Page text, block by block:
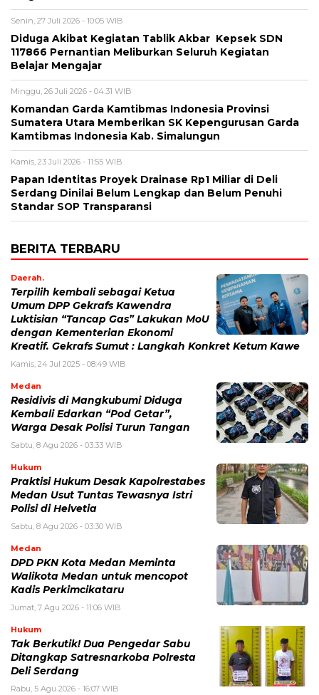
Senin, 27 Juli 2026 - 10:05 WIB
Diduga Akibat Kegiatan Tablik Akbar Kepsek SDN
117866 Pernantian Meliburkan Seluruh Kegiatan
Belajar Mengajar
Minggu, 26 Juli 2026 - 04:31 WIB
Komandan Garda Kamtibmas Indonesia Provinsi
Sumatera Utara Memberikan SK Kepengurusan Garda
Kamtibmas Indonesia Kab. Simalungun
Kamis, 23 Juli 2026 - 11:55 WIB
Papan Identitas Proyek Drainase Rp1 Miliar di Deli
Serdang Dinilai Belum Lengkap dan Belum Penuhi
Standar SOP Transparansi
BERITA TERBARU
Daerah.
Terpilih kembali sebagai Ketua
Umum DPP Gekrafs Kawendra
Luktisian “Tancap Gas” Lakukan MoU
dengan Kementerian Ekonomi
Kreatif. Gekrafs Sumut : Langkah Konkret Ketum Kawe
Kamis, 24 Jul 2025 - 08:49 WIB
Medan
Residivis di Mangkubumi Diduga
Kembali Edarkan “Pod Getar”,
Warga Desak Polisi Turun Tangan
Sabtu, 8 Agu 2026 - 03:33 WIB
Hukum
Praktisi Hukum Desak Kapolrestabes
Medan Usut Tuntas Tewasnya Istri
Polisi di Helvetia
Sabtu, 8 Agu 2026 - 03:30 WIB
Medan
DPD PKN Kota Medan Meminta
Walikota Medan untuk mencopot
Kadis Perkimcikataru
Jumat, 7 Agu 2026 - 11:06 WIB
Hukum
Tak Berkutik! Dua Pengedar Sabu
Ditangkap Satresnarkoba Polresta
Deli Serdang
Rabu, 5 Agu 2026 - 16:07 WIB